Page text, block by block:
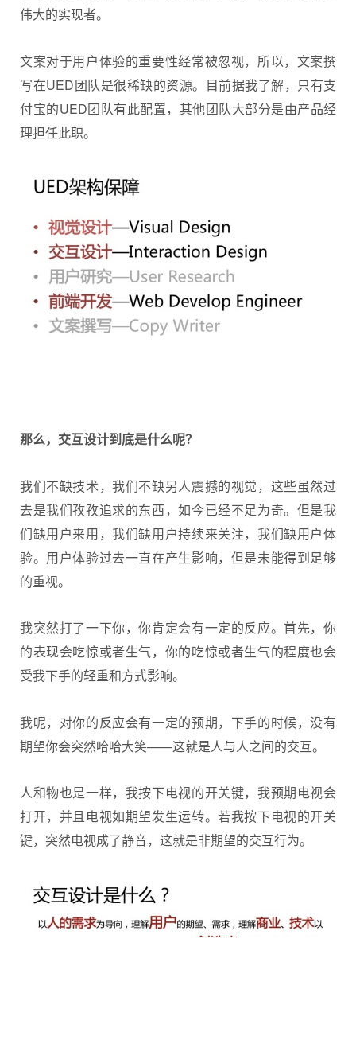
伟大的实现者。
文案对于用户体验的重要性经常被忽视，所以，文案撰
写在UED团队是很稀缺的资源。目前据我了解，只有支
付宝的UED团队有此配置，其他团队大部分是由产品经
理担任此职。
那么，交互设计到底是什么呢？
我们不缺技术，我们不缺另人震撼的视觉，这些虽然过
去是我们孜孜追求的东西，如今已经不足为奇。但是我
们缺用户来用，我们缺用户持续来关注，我们缺用户体
验。用户体验过去一直在产生影响，但是未能得到足够
的重视。
我突然打了一下你，你肯定会有一定的反应。首先，你
的表现会吃惊或者生气，你的吃惊或者生气的程度也会
受我下手的轻重和方式影响。
我呢，对你的反应会有一定的预期，下手的时候，没有
期望你会突然哈哈大笑——这就是人与人之间的交互。
人和物也是一样，我按下电视的开关键，我预期电视会
打开，并且电视如期望发生运转。若我按下电视的开关
键，突然电视成了静音，这就是非期望的交互行为。